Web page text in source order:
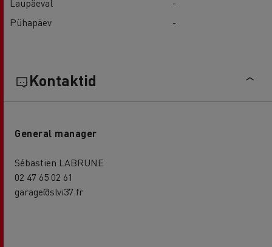
Laupäeval
-
Pühapäev
-
Kontaktid
General manager
Sébastien LABRUNE
02 47 65 02 61
garage@slvi37.fr